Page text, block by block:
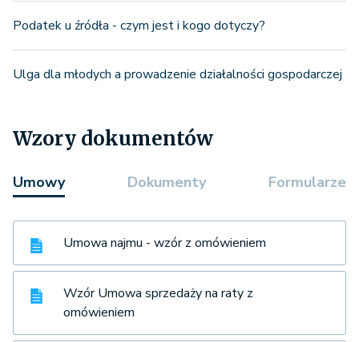
Podatek u źródła - czym jest i kogo dotyczy?
Ulga dla młodych a prowadzenie działalności gospodarczej
Wzory dokumentów
Umowy Dokumenty Formularze
Umowa najmu - wzór z omówieniem
Wzór Umowa sprzedaży na raty z
omówieniem